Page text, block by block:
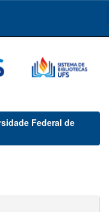
Federal de